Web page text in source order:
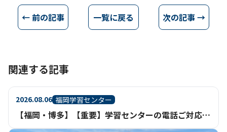
← 前の記事 一覧に戻る 次の記事 →
関連する記事
2026.08.06 福岡学習センター
【福岡・博多】【重要】学習センターの電話ご対応について